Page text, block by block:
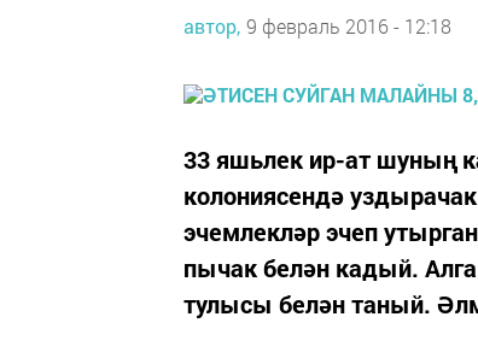
автор, 9 февраль 2016 - 12:18
33 яшьлек ир-ат шуның
колониясендә
эчемлекләр эчеп
пычак белән кадый.
тулысы белән таный.